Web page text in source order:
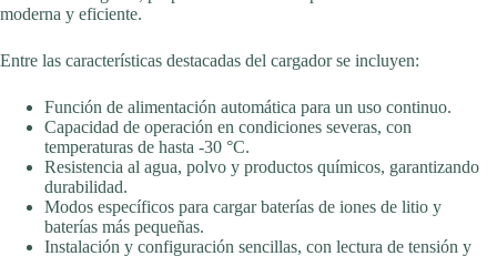
moderna y eficiente.
Entre las características destacadas del cargador se incluyen:
Función de alimentación automática para un uso continuo.
Capacidad de operación en condiciones severas, con
temperaturas de hasta -30 °C.
Resistencia al agua, polvo y productos químicos, garantizando
durabilidad.
Modos específicos para cargar baterías de iones de litio y
baterías más pequeñas.
Instalación y configuración sencillas, con lectura de tensión y